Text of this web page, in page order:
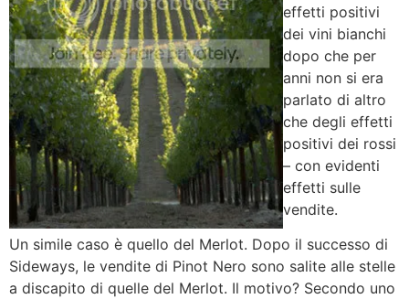
effetti positivi
dei vini bianchi
dopo che per
anni non si era
parlato di altro
che degli effetti
positivi dei rossi
– con evidenti
effetti sulle
vendite.
Un simile caso è quello del Merlot. Dopo il successo di
Sideways, le vendite di Pinot Nero sono salite alle stelle
a discapito di quelle del Merlot. Il motivo? Secondo uno